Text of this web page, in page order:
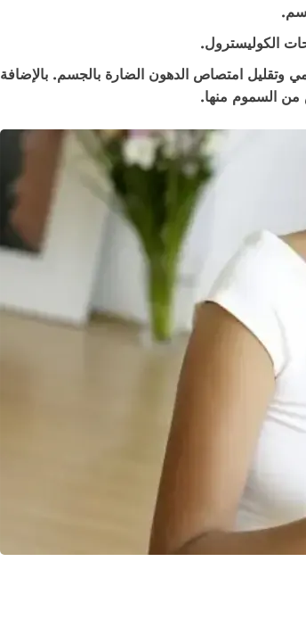
الكوليسترول.
الجهاز الهضمي وتقليل امتصاص الدهون الضارة بالجسم. بالإضافة
من السموم منها.